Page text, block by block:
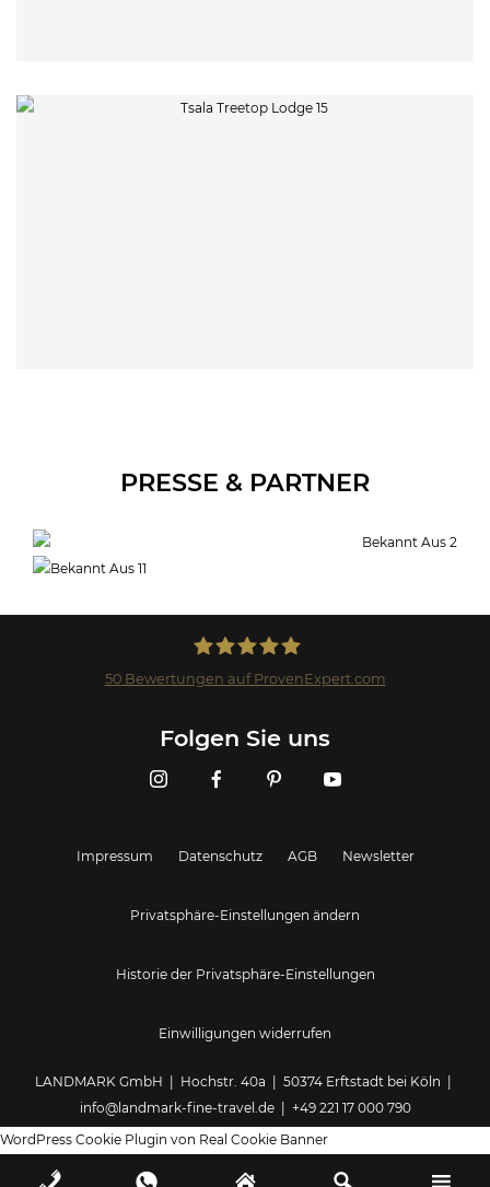
PRESSE & PARTNER
50Bewertungen auf ProvenExpert.com
Folgen Sie uns
Impressum Datenschutz AGB Newsletter
Privatsphäre-Einstellungen ändern
Historie der Privatsphäre-Einstellungen
Einwilligungen widerrufen
LANDMARK GmbH | Hochstr. 40a | 50374 Erftstadt bei Köln |
info@landmark-fine-travel.de| +49 221 17 000 790
WordPress Cookie Plugin von Real Cookie Banner